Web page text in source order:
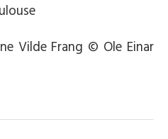
Vilde Frang © Ole Einar